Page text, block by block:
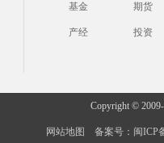
基金 期货
产经 投资
Copyright © 2009-
网站地图 备案号：闽ICP